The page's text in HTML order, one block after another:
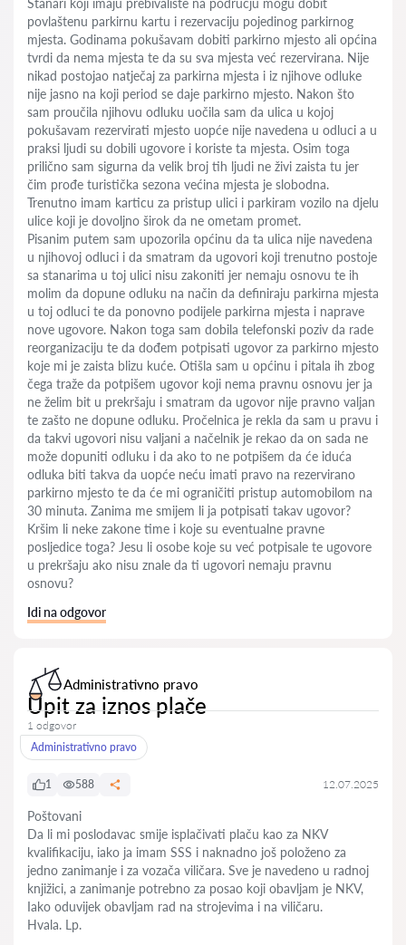
Stanari koji imaju prebivalište na području mogu dobit
povlaštenu parkirnu kartu i rezervaciju pojedinog parkirnog
mjesta. Godinama pokušavam dobiti parkirno mjesto ali općina
tvrdi da nema mjesta te da su sva mjesta već rezervirana. Nije
nikad postojao natječaj za parkirna mjesta i iz njihove odluke
nije jasno na koji period se daje parkirno mjesto. Nakon što
sam proučila njihovu odluku uočila sam da ulica u kojoj
pokušavam rezervirati mjesto uopće nije navedena u odluci a u
praksi ljudi su dobili ugovore i koriste ta mjesta. Osim toga
prilično sam sigurna da velik broj tih ljudi ne živi zaista tu jer
čim prođe turistička sezona većina mjesta je slobodna.
Trenutno imam karticu za pristup ulici i parkiram vozilo na djelu
ulice koji je dovoljno širok da ne ometam promet.
Pisanim putem sam upozorila općinu da ta ulica nije navedena
u njihovoj odluci i da smatram da ugovori koji trenutno postoje
sa stanarima u toj ulici nisu zakoniti jer nemaju osnovu te ih
molim da dopune odluku na način da definiraju parkirna mjesta
u toj odluci te da ponovno podijele parkirna mjesta i naprave
nove ugovore. Nakon toga sam dobila telefonski poziv da rade
reorganizaciju te da dođem potpisati ugovor za parkirno mjesto
koje mi je zaista blizu kuće. Otišla sam u općinu i pitala ih zbog
čega traže da potpišem ugovor koji nema pravnu osnovu jer ja
ne želim bit u prekršaju i smatram da ugovor nije pravno valjan
te zašto ne dopune odluku. Pročelnica je rekla da sam u pravu i
da takvi ugovori nisu valjani a načelnik je rekao da on sada ne
može dopuniti odluku i da ako to ne potpišem da će iduća
odluka biti takva da uopće neću imati pravo na rezervirano
parkirno mjesto te da će mi ograničiti pristup automobilom na
30 minuta. Zanima me smijem li ja potpisati takav ugovor?
Kršim li neke zakone time i koje su eventualne pravne
posljedice toga? Jesu li osobe koje su već potpisale te ugovore
u prekršaju ako nisu znale da ti ugovori nemaju pravnu
osnovu?
Idi na odgovor
Administrativno pravo
Upit za iznos plače
1 odgovor
Administrativno pravo
1 588 12.07.2025
Poštovani
Da li mi poslodavac smije isplačivati plaču kao za NKV
kvalifikaciju, iako ja imam SSS i naknadno još položeno za
jedno zanimanje i za vozača viličara. Sve je navedeno u radnoj
knjižici, a zanimanje potrebno za posao koji obavljam je NKV,
Iako oduvijek obavljam rad na strojevima i na viličaru.
Hvala. Lp.